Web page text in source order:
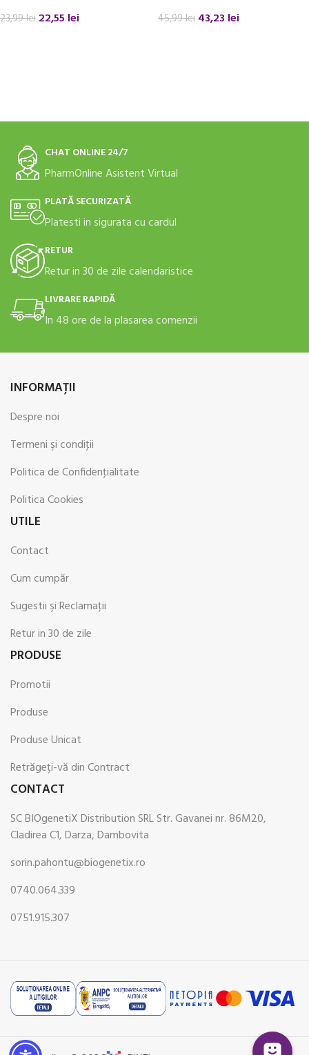
23,99lei 22,55 lei 45,99lei 43,23 lei
CHAT ONLINE 24/7
PharmOnline Asistent Virtual
PLATĂ SECURIZATĂ
Platesti in sigurata cu cardul
RETUR
Retur in 30 de zile calendaristice
LIVRARE RAPIDĂ
In 48 ore de la plasarea comenzii
INFORMAŢII
Despre noi
Termeni şi condiţii
Politica de Confidenţialitate
Politica Cookies
UTILE
Contact
Cum cumpăr
Sugestii şi Reclamaţii
Retur in 30 de zile
PRODUSE
Promotii
Produse
Produse Unicat
Retrăgeți-vă din Contract
CONTACT
SC BIOgenetiX Distribution SRL Str. Gavanei nr. 86M20,
Cladirea C1, Darza, Dambovita
sorin.pahontu@biogenetix.ro
0740.064.339
0751.915.307